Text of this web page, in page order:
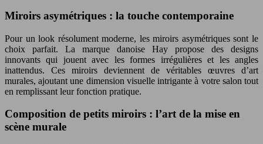
Miroirs asymétriques : la touche contemporaine
Pour un look résolument moderne, les miroirs asymétriques sont le
choix parfait. La marque danoise Hay propose des designs
innovants qui jouent avec les formes irrégulières et les angles
inattendus. Ces miroirs deviennent de véritables œuvres d’art
murales, ajoutant une dimension visuelle intrigante à votre salon tout
en remplissant leur fonction pratique.
Composition de petits miroirs : l’art de la mise en
scène murale